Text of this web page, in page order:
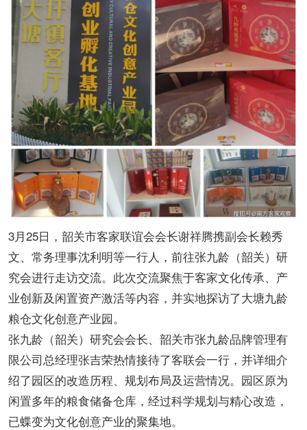
3月25日，韶关市客家联谊会会长谢祥腾携副会长赖秀
文、常务理事沈利明等一行人，前往张九龄（韶关）研
究会进行走访交流。此次交流聚焦于客家文化传承、产
业创新及闲置资产激活等内容，并实地探访了大塘九龄
粮仓文化创意产业园。
张九龄（韶关）研究会会长、韶关市张九龄品牌管理有
限公司总经理张吉荣热情接待了客联会一行，并详细介
绍了园区的改造历程、规划布局及运营情况。园区原为
闲置多年的粮食储备仓库，经过科学规划与精心改造，
已蝶变为文化创意产业的聚集地。